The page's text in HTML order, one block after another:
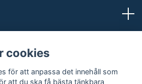
cookies
för att anpassa det innehåll som
att du ska få bästa tänkbara